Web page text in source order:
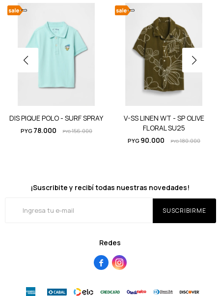
DIS PIQUE POLO - SURF SPRAY
PYG 78.000 PYG156.000
V-SS LINEN WT - SP OLIVE
FLORAL SU25
PYG 90.000 PYG180.000
Redes
 
¡Suscribite y recibí todas nuestras novedades!
SUSCRIBIRME